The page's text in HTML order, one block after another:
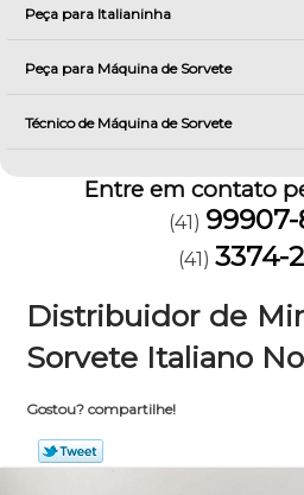
Peça para Italianinha
Peça para Máquina de Sorvete
Técnico de Máquina de Sorvete
Entre em contato
(41)
(41) 3374-
Distribuidor de
Sorvete Italiano
Gostou? compartilhe!